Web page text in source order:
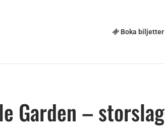
Boka
Garden –